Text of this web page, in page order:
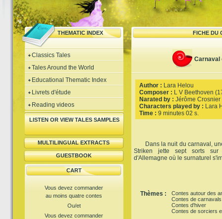
THEMATIC INDEX FICHE DU
Classics Tales
Tales Around the World
Educational Thematic Index
Livrets d'étude
Reading videos
LISTEN OR VIEW TALES SAMPLES
MULTILINGUAL EXTRACTS
GUESTBOOK
CART
Vous devez commander
au moins quatre contes
Ou/et
Vous devez commander
Carnaval
Author : Lara Helou
Composer : L V Beethoven
Narated by : Jérôme Crosnier
Characters played by : Lara
Time : 9 minutes 02 s.
Dans la nuit du carnaval,
Striken jette sept sorts
d'Allemagne où le surnaturel
Thèmes :
Contes autour des
Contes de carnavals
Contes d'hiver
Contes de sorciers